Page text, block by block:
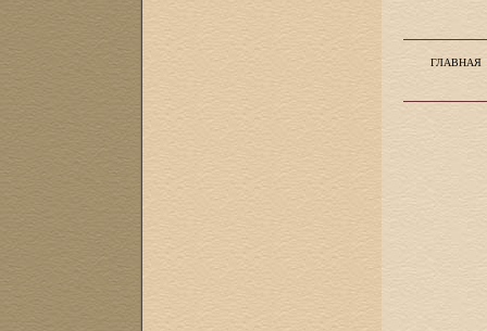
ГЛАВНАЯ